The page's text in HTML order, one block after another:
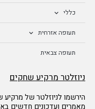
כללי
תעופה אזרחית
תעופה צבאית
ניוזלטר מרקיע שחקים
הירשמו לניוזלטר של
מאמרים ועדכונים חדשים